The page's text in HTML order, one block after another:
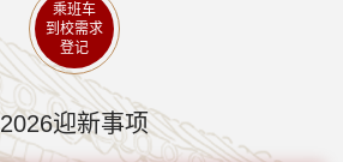
乘班车
到校需求
登记
2026迎新事项